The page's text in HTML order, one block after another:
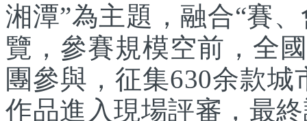
湘潭”為主題，融合“賽
覽，參賽規模空前，全
團參與，征集630余款
作品進入現場評審，最